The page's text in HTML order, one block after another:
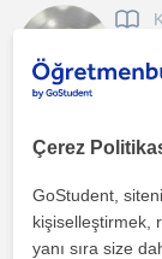
Çerez
GoStudent,
kişiselleştirmek,
yanı sıra size